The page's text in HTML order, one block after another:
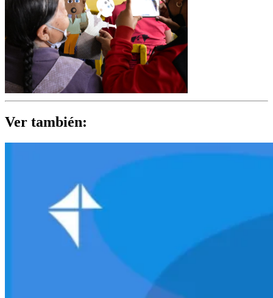
Ver también: